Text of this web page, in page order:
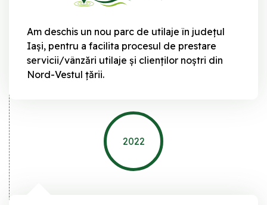
Am deschis un nou parc de utilaje în județul
Iași, pentru a facilita procesul de prestare
servicii/vânzări utilaje și clienților noștri din
Nord-Vestul țării.
2022